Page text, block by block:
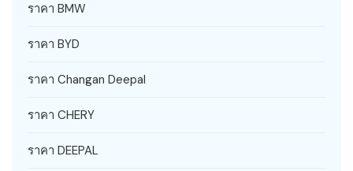
ราคา BMW
ราคา BYD
ราคา Changan Deepal
ราคา CHERY
ราคา DEEPAL